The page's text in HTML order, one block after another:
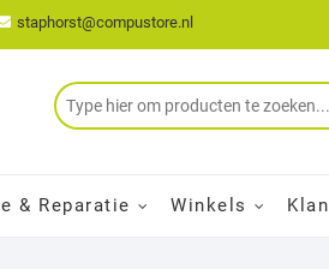
staphorst@compustore.nl
& Reparatie Winkels